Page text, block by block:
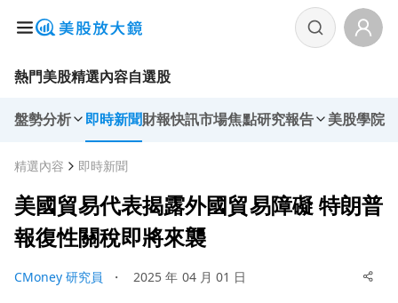
熱門美股精選內容自選股
盤勢分析 即時新聞財報快訊市場焦點研究報告 美股學院
精選內容 即時新聞
美國貿易代表揭露外國貿易障礙 特朗普
報復性關稅即將來襲
CMoney 研究員 ・ 2025 年 04 月 01 日